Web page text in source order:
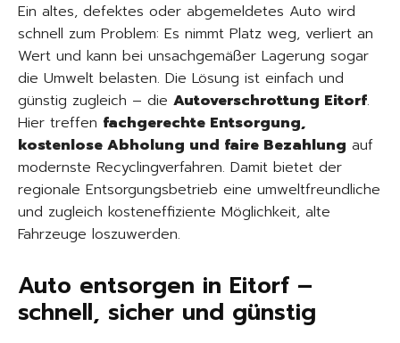
Ein altes, defektes oder abgemeldetes Auto wird
schnell zum Problem: Es nimmt Platz weg, verliert an
Wert und kann bei unsachgemäßer Lagerung sogar
die Umwelt belasten. Die Lösung ist einfach und
günstig zugleich – die Autoverschrottung Eitorf.
Hier treffen fachgerechte Entsorgung,
kostenlose Abholung und faire Bezahlung auf
modernste Recyclingverfahren. Damit bietet der
regionale Entsorgungsbetrieb eine umweltfreundliche
und zugleich kosteneffiziente Möglichkeit, alte
Fahrzeuge loszuwerden.
Auto entsorgen in Eitorf –
schnell, sicher und günstig